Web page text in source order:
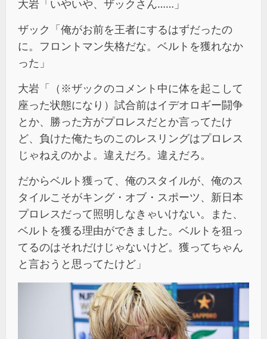
大岩「いやいや、ザックさん……」
ザック「俺がお前を王者にするはずだったの
に。フロントマン失格だな。ベルトを獲れなか
った」
大岩「（※ザックのコメント中に体を起こして
座った状態になり）試合前はイデオロギー闘争
とか、勝った方がプロレスだとか言ってたけ
ど、負けた俺たちのこのレスリングはプロレス
じゃねえのかよ。違えだろ。違えだろ。
だからベルト獲って、俺のスタイルが、俺のス
タイルこそがキング・オブ・スポーツ、新日本
プロレスだって照明しなきゃいけない。また、
ベルトを獲る理由ができました。ベルトを狙っ
てるのはそれだけじゃないけど。獲ってちゃん
と言おうと思ってたけど」